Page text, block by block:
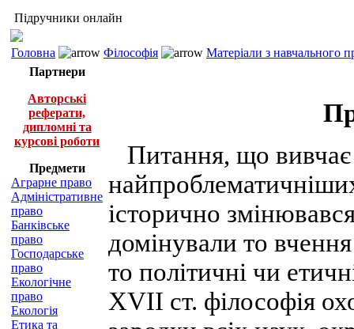
Підручники онлайн
Головна Філософія
Матеріали з навчального
Партнери
Авторські
реферати,
дипломні та
курсові роботи
Предмети
Аграрне право
Адміністративне
право
Банківське
право
Господарське
право
Екологічне
право
Екологія
Етика та
Питання, що
історично
домінували то
то політичні чи
XVII ст. філософія